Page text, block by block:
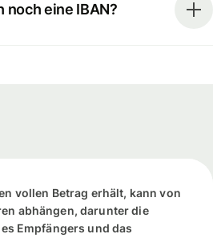
noch eine IBAN?
vollen Betrag erhält, kann von
abhängen, darunter die
Empfängers und das